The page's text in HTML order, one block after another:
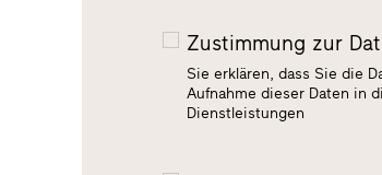
Zustimmung zur
Sie erklären, dass Sie die
Aufnahme dieser Daten in
Dienstleistungen